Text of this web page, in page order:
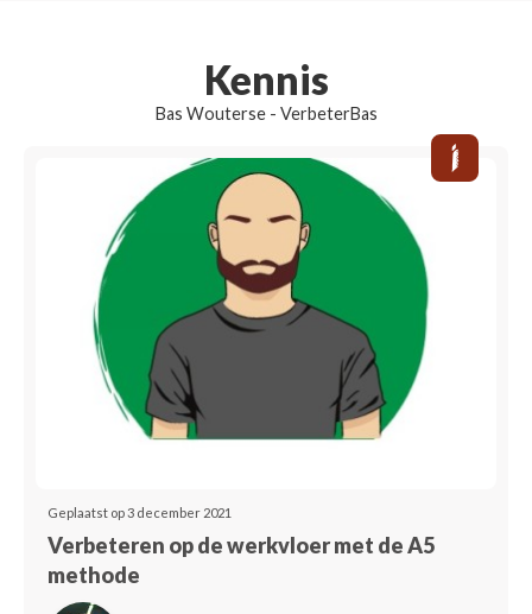
Kennis
Bas Wouterse - VerbeterBas
Geplaatst op 3 december 2021
Verbeteren op de werkvloer met de A5
methode